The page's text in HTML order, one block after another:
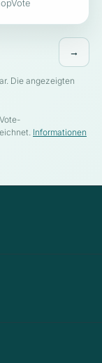
→
Die angezeigten
Informationen